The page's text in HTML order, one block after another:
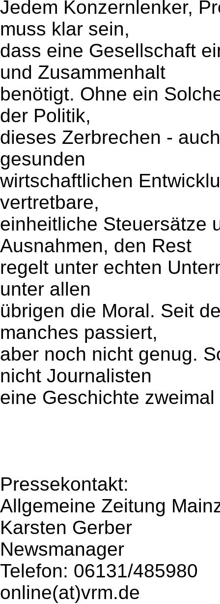
Jedem Konzernlenker,
muss klar sein,
dass eine Gesellschaft
und Zusammenhalt
benötigt. Ohne ein
der Politik,
dieses Zerbrechen -
gesunden
wirtschaftlichen
vertretbare,
einheitliche Steuersätze
Ausnahmen, den Rest
regelt unter echten
unter allen
übrigen die Moral. Seit
manches passiert,
aber noch nicht genug.
nicht Journalisten
eine Geschichte
Pressekontakt:
Allgemeine Zeitung
Karsten Gerber
Newsmanager
Telefon: 06131/485980
online(at)vrm.de